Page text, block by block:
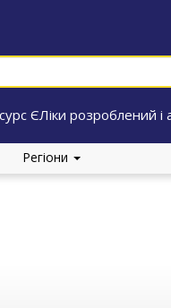
ЄЛіки розроблений і
Регіони